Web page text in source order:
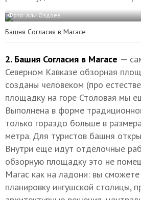
Фото: Али Оздоев
Башня Согласия в Магасе
2. Башня Согласия в Магасе —
Северном Кавказе обзорная
созданы человеком (про
площадку на горе Столовая мы
Выполнена в форме
только гораздо больше в
метра. Для туристов башня
Внутри еще идут отделочные
обзорную площадку это не
Магас как на ладони: вы
планировку ингушской столицы,